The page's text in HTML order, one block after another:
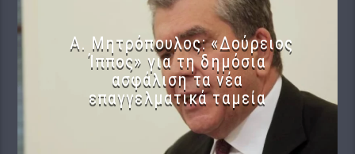
Α. Μητρόπουλος: «Δούρειος
Ίππος» για τη δημόσια
ασφάλιση τα νέα
επαγγελματικά ταμεία